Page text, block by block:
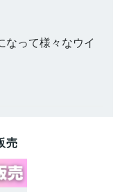
って様々なウイ
売